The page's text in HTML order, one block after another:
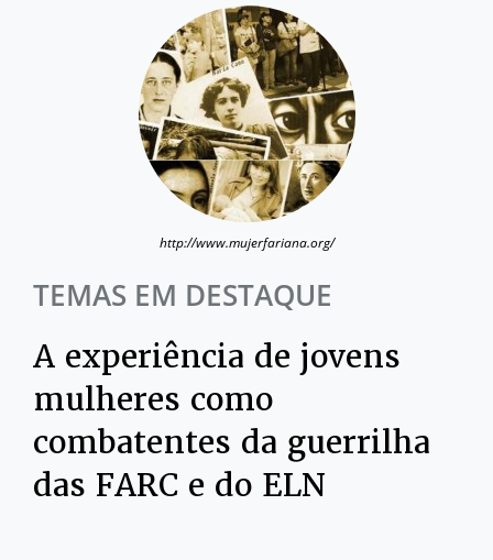
http://www.mujerfariana.org/
TEMAS EM DESTAQUE
A experiência de jovens
mulheres como
combatentes da guerrilha
das FARC e do ELN